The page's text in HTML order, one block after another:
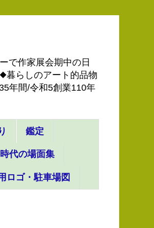
で作家展会期中の日
暮らしのアート的品物
年間/令和5創業110年
鑑定
代の場面集
ロゴ・駐車場図